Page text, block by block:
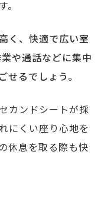
く、快適で広い室
や通話などに集中
るでしょう。
カンドシートが採
にくい座り心地を
休息を取る際も快